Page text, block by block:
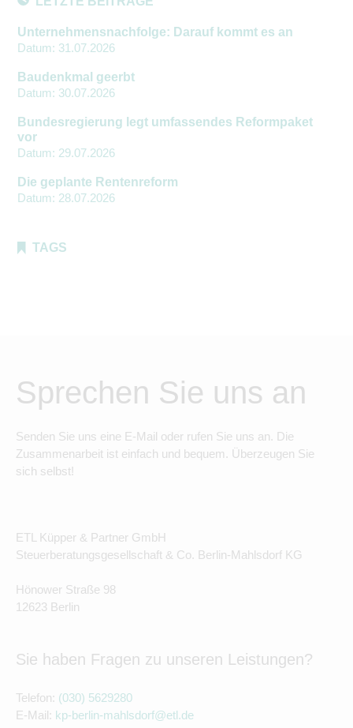
Unternehmensnachfolge: Darauf kommt es an
Datum: 31.07.2026
Baudenkmal geerbt
Datum: 30.07.2026
Bundesregierung legt umfassendes Reformpaket
vor
Datum: 29.07.2026
Die geplante Rentenreform
Datum: 28.07.2026
TAGS
Sprechen Sie uns an
Senden Sie uns eine E-Mail oder rufen Sie uns an. Die
Zusammenarbeit ist einfach und bequem. Überzeugen Sie
sich selbst!
ETL Küpper & Partner GmbH
Steuerberatungsgesellschaft & Co. Berlin-Mahlsdorf KG
Hönower Straße 98
12623 Berlin
Sie haben Fragen zu unseren Leistungen?
Telefon: (030) 5629280
E-Mail: kp-berlin-mahlsdorf@etl.de